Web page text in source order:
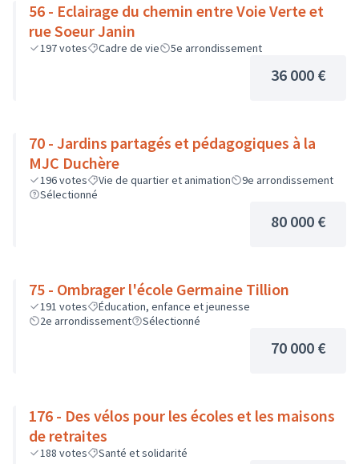
56 - Eclairage du chemin entre Voie Verte et
rue Soeur Janin
197votes Cadre de vie 5e arrondissement
36 000 €
70 - Jardins partagés et pédagogiques à la
MJC Duchère
196votes Vie de quartier et animation
9e arrondissement
Sélectionné
80 000 €
75 - Ombrager l'école Germaine Tillion
191 votes
Éducation, enfance et jeunesse
2e arrondissement
Sélectionné
70 000 €
176 - Des vélos pour les écoles et les maisons
de retraites
188 votes Santé et solidarité